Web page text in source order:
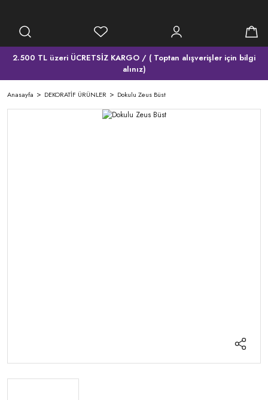
2.500 TL üzeri ÜCRETSİZ KARGO / ( Toptan alışverişler için bilgi
alınız)
Anasayfa DEKORATİF ÜRÜNLER Dokulu Zeus Büst